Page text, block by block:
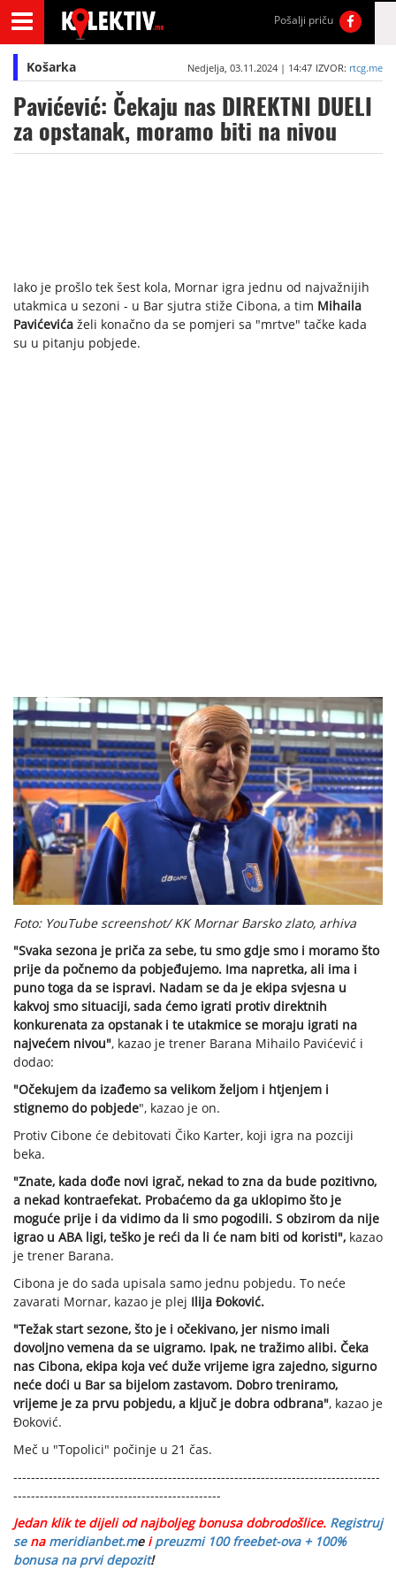
Pošalji priču
Košarka Nedjelja, 03.11.2024 | 14:47 IZVOR: rtcg.me
Pavićević: Čekaju nas DIREKTNI DUELI
za opstanak, moramo biti na nivou
Iako je prošlo tek šest kola, Mornar igra jednu od najvažnijih
utakmica u sezoni - u Bar sjutra stiže Cibona, a tim Mihaila
Pavićevića želi konačno da se pomjeri sa "mrtve" tačke kada
su u pitanju pobjede.
Foto: YouTube screenshot/ KK Mornar Barsko zlato, arhiva
"Svaka sezona je priča za sebe, tu smo gdje smo i moramo što
prije da počnemo da pobjeđujemo. Ima napretka, ali ima i
puno toga da se ispravi. Nadam se da je ekipa svjesna u
kakvoj smo situaciji, sada ćemo igrati protiv direktnih
konkurenata za opstanak i te utakmice se moraju igrati na
najvećem nivou", kazao je trener Barana Mihailo Pavićević i
dodao:
"Očekujem da izađemo sa velikom željom i htjenjem i
stignemo do pobjede", kazao je on.
Protiv Cibone će debitovati Čiko Karter, koji igra na pozciji
beka.
"Znate, kada dođe novi igrač, nekad to zna da bude pozitivno,
a nekad kontraefekat. Probaćemo da ga uklopimo što je
moguće prije i da vidimo da li smo pogodili. S obzirom da nije
igrao u ABA ligi, teško je reći da li će nam biti od koristi", kazao
je trener Barana.
Cibona je do sada upisala samo jednu pobjedu. To neće
zavarati Mornar, kazao je plej Ilija Đoković.
"Težak start sezone, što je i očekivano, jer nismo imali
dovoljno vemena da se uigramo. Ipak, ne tražimo alibi. Čeka
nas Cibona, ekipa koja već duže vrijeme igra zajedno, sigurno
neće doći u Bar sa bijelom zastavom. Dobro treniramo,
vrijeme je za prvu pobjedu, a ključ je dobra odbrana", kazao je
Đoković.
Meč u "Topolici" počinje u 21 čas.
-----------------------------------------------------------------------------------
-----------------------------------------------
Jedan klik te dijeli od najboljeg bonusa dobrodošlice. Registruj
se na meridianbet.mei preuzmi 100 freebet-ova + 100%
bonusa na prvi depozit!